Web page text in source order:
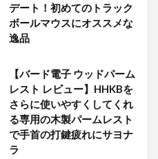
デート！初めてのトラック
ボールマウスにオススメな
逸品
【バード電子 ウッドパーム
レスト レビュー】HHKBを
さらに使いやすくしてくれ
る専用の木製パームレスト
で手首の打鍵疲れにサヨナ
ラ